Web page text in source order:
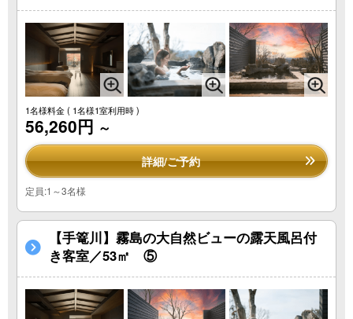
1名様料金( 1名様1室利用時 )
56,260円 ～
詳細/ご予約
定員:1～3名様
【手篭川】霧島の大自然ビューの露天風呂付
き客室／53㎡ ⑤